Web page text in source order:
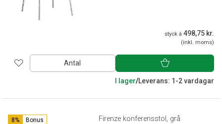
styck á 498,75 kr.
(inkl. moms)
Antal
I lager/Leverans: 1-2 vardagar
8% Bonus Firenze konferensstol, grå